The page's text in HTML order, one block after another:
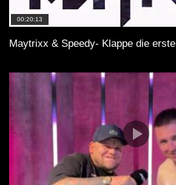
00:20:13
Maytrixx & Speedy- Klappe die erste